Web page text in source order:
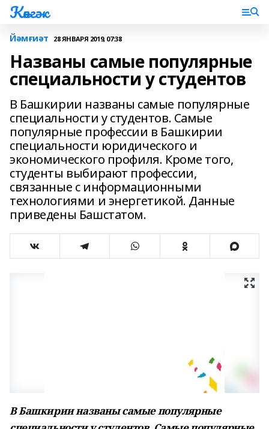
Көнгәк
Йәмғиәт 28 ЯНВАРЯ 2019, 07:38
Названы самые популярные
специальности у студентов
В Башкирии названы самые популярные
специальности у студентов. Самые
популярные профессии в Башкирии
специальности юридического и
экономического профиля. Кроме того,
студенты выбирают профессии,
связанные с информационными
технологиями и энергетикой. Данные
приведены Башстатом.
В Башкирии названы самые популярные